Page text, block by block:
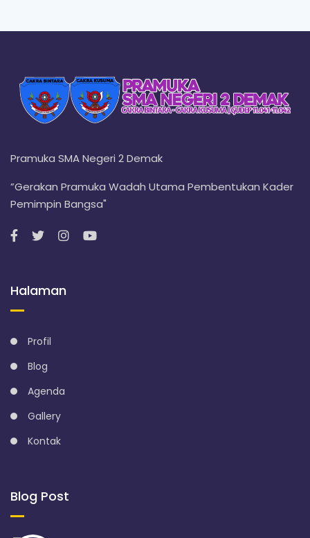
Pramuka SMA Negeri 2 Demak
”Gerakan Pramuka Wadah Utama Pembentukan Kader
Pemimpin Bangsa"
Halaman
Profil
Blog
Agenda
Gallery
Kontak
Blog Post